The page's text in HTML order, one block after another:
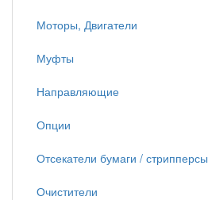
Моторы, Двигатели
Муфты
Направляющие
Опции
Отсекатели бумаги / стрипперсы
Очистители